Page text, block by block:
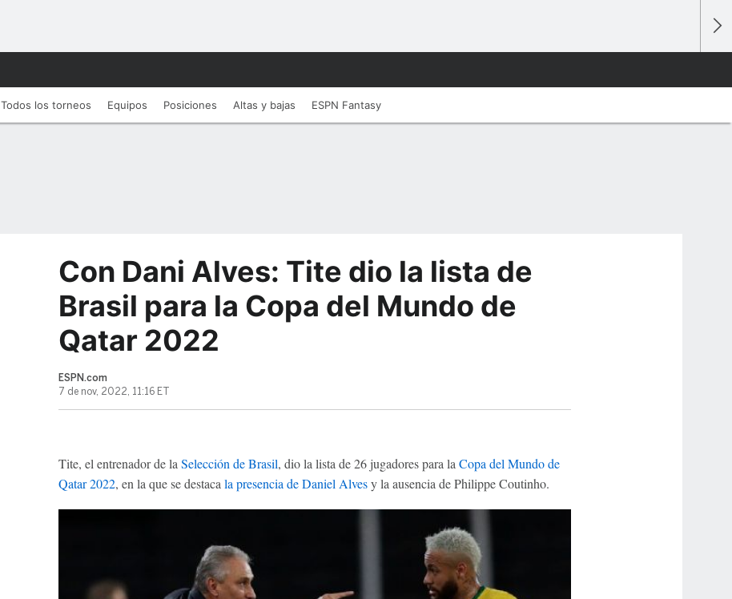
Todos los torneos Equipos Posiciones Altas y bajas ESPN Fantasy
Con Dani Alves: Tite dio la lista de
Brasil para la Copa del Mundo de
Qatar 2022
ESPN.com
7 de nov, 2022, 11:16 ET
Tite, el entrenador de la Selección de Brasil, dio la lista de 26 jugadores para la Copa del Mundo de
Qatar 2022, en la que se destaca la presencia de Daniel Alvesy la ausencia de Philippe Coutinho.